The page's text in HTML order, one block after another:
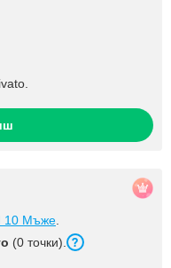
10 Мъже
(0 точки).